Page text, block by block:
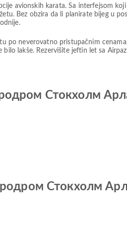
avionskih karata. Sa interfejsom
Bez obzira da li planirate bijeg u
po neverovatno pristupačnim
lakše. Rezervišite jeftin let sa
Стокхолм
Стокхолм